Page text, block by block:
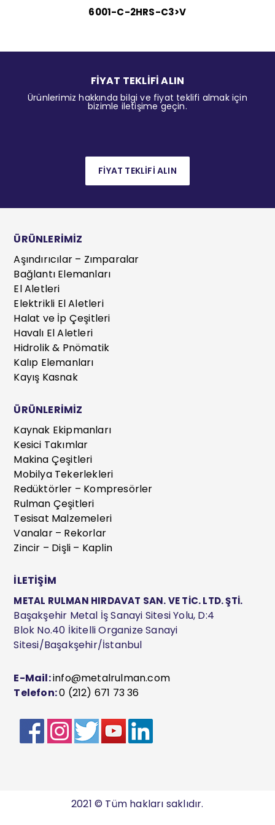
6001-C-2HRS-C3>V
FİYAT TEKLİFİ ALIN
Ürünlerimiz hakkında bilgi ve fiyat teklifi almak için
bizimle iletişime geçin.
FİYAT TEKLİFİ ALIN
ÜRÜNLERİMİZ
Aşındırıcılar – Zımparalar
Bağlantı Elemanları
El Aletleri
Elektrikli El Aletleri
Halat ve İp Çeşitleri
Havalı El Aletleri
Hidrolik & Pnömatik
Kalıp Elemanları
Kayış Kasnak
ÜRÜNLERİMİZ
Kaynak Ekipmanları
Kesici Takımlar
Makina Çeşitleri
Mobilya Tekerlekleri
Redüktörler – Kompresörler
Rulman Çeşitleri
Tesisat Malzemeleri
Vanalar – Rekorlar
Zincir – Dişli – Kaplin
İLETİŞİM
METAL RULMAN HIRDAVAT SAN. VE TİC. LTD. ŞTİ.
Başakşehir Metal İş Sanayi Sitesi Yolu, D:4
Blok No.40 İkitelli Organize Sanayi
Sitesi/Başakşehir/İstanbul
E-Mail:info@metalrulman.com
Telefon:0 (212) 671 73 36
2021 © Tüm hakları saklıdır.